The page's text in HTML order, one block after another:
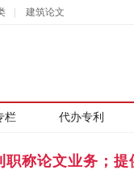
建筑论文
栏 代办专利
职称论文业务；